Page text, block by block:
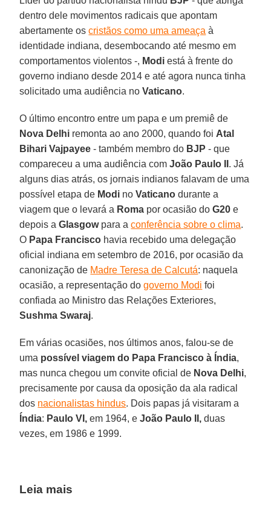
dentro dele movimentos radicais que apontam
abertamente oscristãos como uma ameaça à
identidade indiana, desembocando até mesmo em
comportamentos violentos -, Modi está à frente do
governo indiano desde 2014 e até agora nunca tinha
solicitado uma audiência noVaticano.
O último encontro entre um papa e um premiê de
Nova Delhi remonta ao ano 2000, quando foi Atal
Bihari Vajpayee - também membro do BJP - que
compareceu a uma audiência comJoão Paulo II . Já
alguns dias atrás, os jornais indianos falavam de uma
possível etapa de Modi noVaticano durante a
viagem que o levará a Roma por ocasião doG20 e
depois aGlasgowpara aconferência sobre o clima.
O Papa Francisco havia recebido uma delegação
oficial indiana em setembro de 2016, por ocasião da
canonização de Madre Teresa de Calcutá: naquela
ocasião, a representação dogoverno Modi foi
confiada ao Ministro das Relações Exteriores,
Sushma Swaraj.
Em várias ocasiões, nos últimos anos, falou-se de
uma possível viagem do Papa Francisco à Índia,
mas nunca chegou um convite oficial de Nova Delhi,
precisamente por causa da oposição da ala radical
dos nacionalistas hindus. Dois papas já visitaram a
Índia: Paulo VI, em 1964, eJoão Paulo II, duas
vezes, em 1986 e 1999.
Leia mais